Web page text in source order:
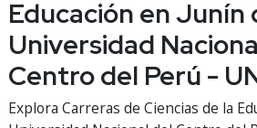
Educación en Junín
Universidad
Centro del Perú -
Explora Carreras de Ciencias de la